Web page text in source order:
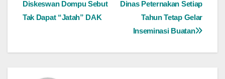
Dinas Peternakan Setiap
Tahun Tetap Gelar
Inseminasi Buatan
Diskeswan Dompu Sebut
Tak Dapat “Jatah” DAK